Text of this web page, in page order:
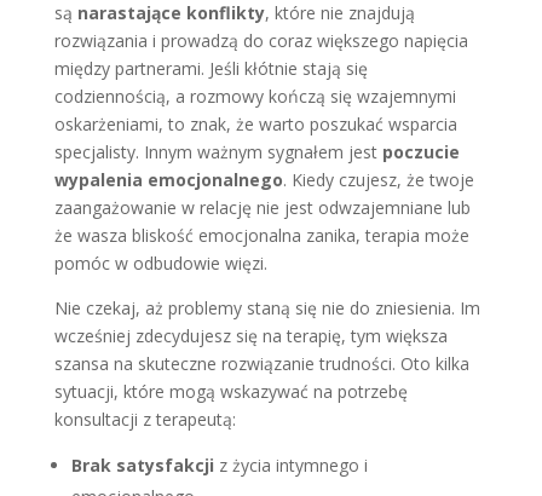
są narastające konflikty, które nie znajdują
rozwiązania i prowadzą do coraz większego napięcia
między partnerami. Jeśli kłótnie stają się
codziennością, a rozmowy kończą się wzajemnymi
oskarżeniami, to znak, że warto poszukać wsparcia
specjalisty. Innym ważnym sygnałem jest poczucie
wypalenia emocjonalnego. Kiedy czujesz, że twoje
zaangażowanie w relację nie jest odwzajemniane lub
że wasza bliskość emocjonalna zanika, terapia może
pomóc w odbudowie więzi.
Nie czekaj, aż problemy staną się nie do zniesienia. Im
wcześniej zdecydujesz się na terapię, tym większa
szansa na skuteczne rozwiązanie trudności. Oto kilka
sytuacji, które mogą wskazywać na potrzebę
konsultacji z terapeutą:
Brak satysfakcji z życia intymnego i